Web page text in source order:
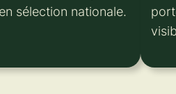
sélection nationale.